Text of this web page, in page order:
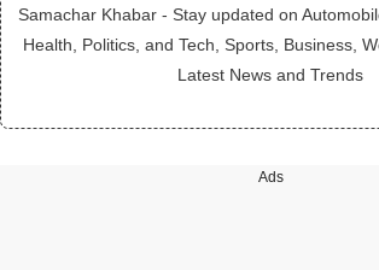
Samachar Khabar - Stay updated on
Health, Politics, and Tech, Sports, Business,
Latest News and Trends
Ads